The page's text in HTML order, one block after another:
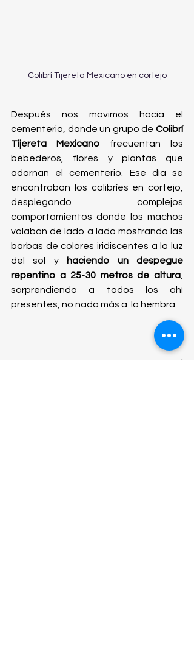
Colibrí Tijereta Mexicano en cortejo
Después nos movimos hacia el
cementerio, donde un grupo de Colibrí
Tijereta Mexicano frecuentan los
bebederos, flores y plantas que
adornan el cementerio. Ese día se
encontraban los colibríes en cortejo,
desplegando complejos
comportamientos donde los machos
volaban de lado a lado mostrando las
barbas de colores iridiscentes a la luz
del sol y
haciendo un despegue
repentino a 25-30 metros de altura
sorprendiendo a todos los ahí
presentes, no nada más a  la hembra.
Después nos regresamos a tomar el